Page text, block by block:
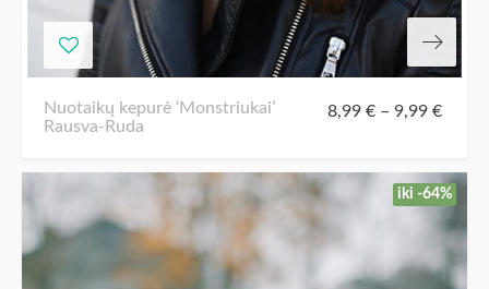
Nuotaikų kepurė ‘Monstriukai’
Rausva-Ruda
8,99 €– 9,99 €
iki -64%